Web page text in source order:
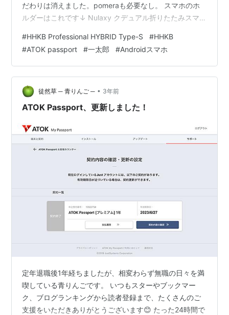
だわりは消えました。pomeraも必要なし。 スマホのホ
ルダーはこれです↓ Nulaxy クデュアル折りたたみスマホ
タンド アイフォン スマフォ アンドロイド iPhone 15 14
plus pro promax 13 mini 12 11 プロ マックス se Huawei
Xperia android に対応 - シルバー Nulaxy Amazon IME
日本語入…
#HHKB Professional HYBRID Type-S #HHKB
#ATOK passport #一太郎 #Androidスマホ
徒然草 ─ 青りんご ─ • 3年前
ATOK Passport、更新しました！
定年退職後1年経ちましたが、相変わらず無職の日々を満
喫している青りんごです。 いつもスターやブックマー
ク、ブログランキングから読者登録まで、たくさんのご
支援をいただきありがとうございます😊 たった24時間で